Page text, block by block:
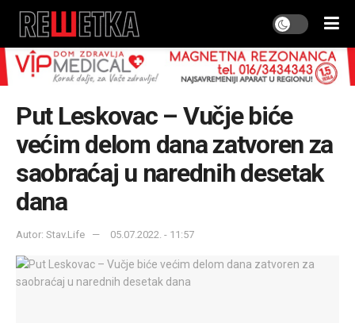
Put Leskovac – Vučje biće
većim delom dana zatvoren za
saobraćaj u narednih desetak
dana
Autor: Stav.Life 05.07.2022. - 11:57